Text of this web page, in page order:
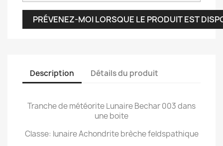
PRÉVENEZ-MOI LORSQUE LE PRODUIT EST
Description Détails du produit
Tranche de météorite Lunaire Bechar 003 dans
une boite
Classe: lunaire Achondrite brèche feldspathique